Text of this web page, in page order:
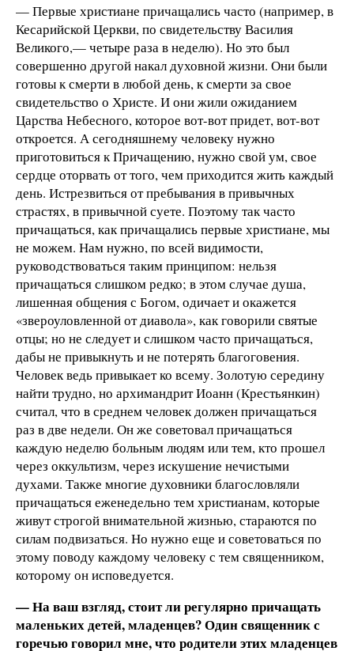
— Первые христиане причащались часто (например, в
Кесарийской Церкви, по свидетельству Василия
Великого,— четыре раза в неделю). Но это был
совершенно другой накал духовной жизни. Они были
готовы к смерти в любой день, к смерти за свое
свидетельство о Христе. И они жили ожиданием
Царства Небесного, которое вот-вот придет, вот-вот
откроется. А сегодняшнему человеку нужно
приготовиться к Причащению, нужно свой ум, свое
сердце оторвать от того, чем приходится жить каждый
день. Истрезвиться от пребывания в привычных
страстях, в привычной суете. Поэтому так часто
причащаться, как причащались первые христиане, мы
не можем. Нам нужно, по всей видимости,
руководствоваться таким принципом: нельзя
причащаться слишком редко; в этом случае душа,
лишенная общения с Богом, одичает и окажется
«звероуловленной от диавола», как говорили святые
отцы; но не следует и слишком часто причащаться,
дабы не привыкнуть и не потерять благоговения.
Человек ведь привыкает ко всему. Золотую середину
найти трудно, но архимандрит Иоанн (Крестьянкин)
считал, что в среднем человек должен причащаться
раз в две недели. Он же советовал причащаться
каждую неделю больным людям или тем, кто прошел
через оккультизм, через искушение нечистыми
духами. Также многие духовники благословляли
причащаться еженедельно тем христианам, которые
живут строгой внимательной жизнью, стараются по
силам подвизаться. Но нужно еще и советоваться по
этому поводу каждому человеку с тем священником,
которому он исповедуется.
— На ваш взгляд, стоит ли регулярно причащать
маленьких детей, младенцев? Один священник с
горечью говорил мне, что родители этих младенцев